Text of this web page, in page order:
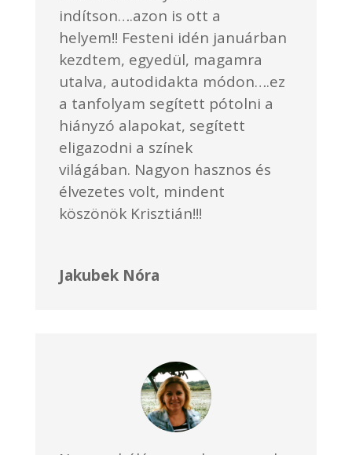
indítson….azon is ott a
helyem!! Festeni idén januárban
kezdtem, egyedül, magamra
utalva, autodidakta módon….ez
a tanfolyam segített pótolni a
hiányzó alapokat, segített
eligazodni a színek
világában. Nagyon hasznos és
élvezetes volt, mindent
köszönök Krisztián!!!
Jakubek Nóra